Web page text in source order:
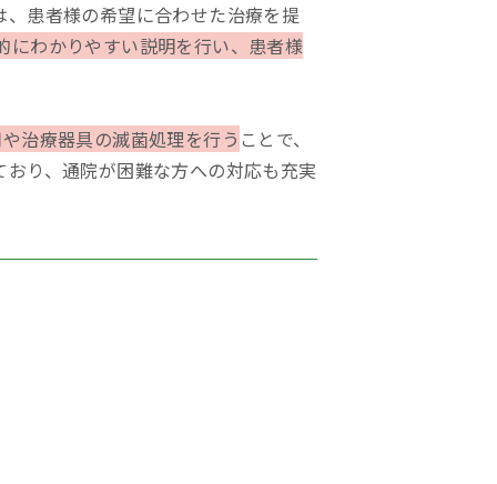
患者様の希望に合わせた治療を提
にわかりやすい説明を行い、患者様
治療器具の滅菌処理を行う ことで、
り、通院が困難な方への対応も充実